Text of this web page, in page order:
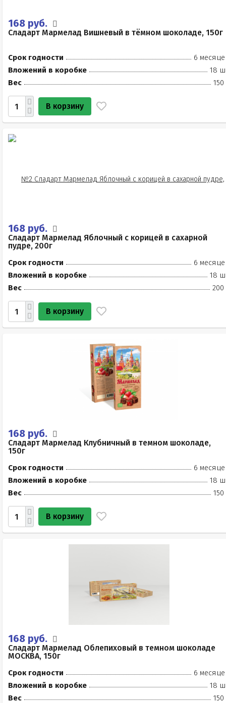
168 руб.
Сладарт Мармелад Вишневый в тёмном шоколаде, 150г
Срок годности
6
Вложений в коробке
18
Вес
150
В корзину
168 руб.
Сладарт Мармелад Яблочный с корицей в сахарной
пудре, 200г
Срок годности
6
Вложений в коробке
18
Вес
200
В корзину
168 руб.
Сладарт Мармелад Клубничный в темном шоколаде,
150г
Срок годности
6
Вложений в коробке
18
Вес
150
В корзину
168 руб.
Сладарт Мармелад Облепиховый в темном шоколаде
МОСКВА, 150г
Срок годности
6
Вложений в коробке
18
Вес
150